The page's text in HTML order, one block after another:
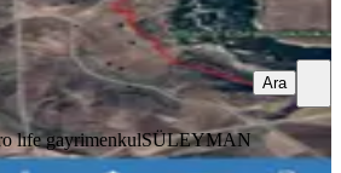
lıfe gayrimenkulSÜLEYMAN
Ara